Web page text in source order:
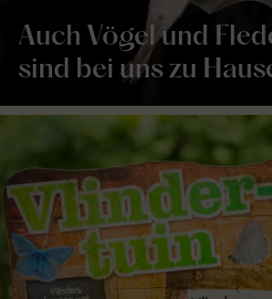
Auch Vögel und
sind bei uns zu